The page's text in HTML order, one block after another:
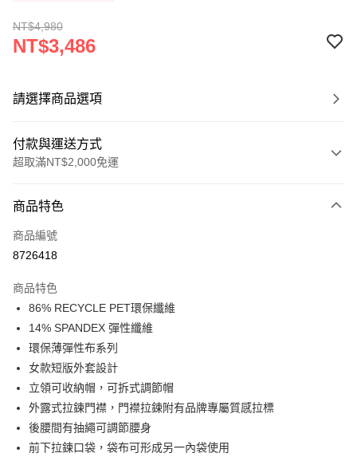
NT$4,980
NT$3,486
請選擇商品選項
付款與運送方式
超取滿NT$2,000免運
信用卡一次付款
信用卡分期付款
合作金庫商業銀行
華南商業銀行
上海商業儲蓄銀行
國泰世華商業銀行
臺灣中小企業銀行
匯豐（台灣）商業銀行
聯邦商業銀行
元大商業銀行
永豐商業銀行
玉山商業銀行
台新國際商業銀行
中國信託商業銀行
LINE Pay
Apple Pay
街口支付
AFTEE先享後付
商品特色
商品編號
8726418
商品特色
86% RECYCLE PET環保纖維
14% SPANDEX 彈性纖維
環保薄彈性布系列
女款短版外套設計
立領可收納帽，可拆式調節帽
外露式拉鍊門襟，門襟拉鍊附有品牌專屬質感拉標
後腰間有抽繩可調節腰身
前下拉鍊口袋，袋布可形成另一內袋使用